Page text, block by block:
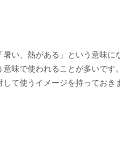
暑い、熱がある」という意味
意味で使われることが多いで
して使うイメージを持っておき